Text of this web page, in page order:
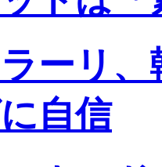
ーリ
自信